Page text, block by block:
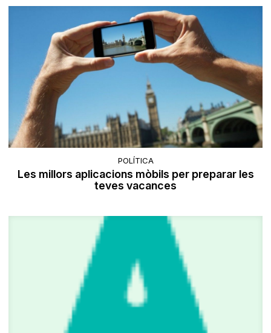
POLÍTICA
Les millors aplicacions mòbils per preparar les
teves vacances